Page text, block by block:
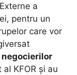
a
pentru un
care vor
KFOR și au